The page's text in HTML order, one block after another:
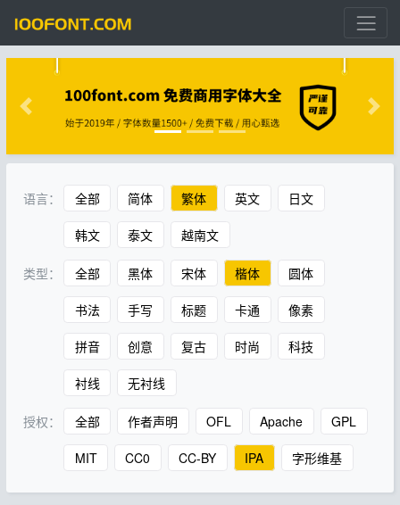
语言： 全部 简体 繁体 英文 日文
韩文 泰文 越南文
类型： 全部 黑体 宋体 楷体 圆体
书法 手写 标题 卡通 像素
拼音 创意 复古 时尚 科技
衬线 无衬线
授权： 全部 作者声明 OFL Apache GPL
MIT CC0 CC-BY IPA 字形维基